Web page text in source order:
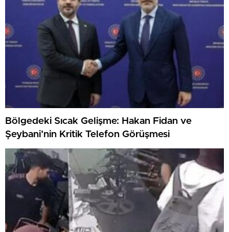
Bölgedeki Sıcak Gelişme: Hakan Fidan ve
Şeybani’nin Kritik Telefon Görüşmesi